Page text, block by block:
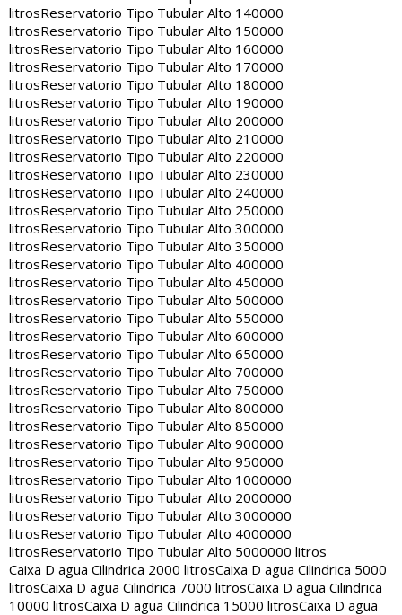
litrosReservatorio Tipo Tubular Alto 140000
litrosReservatorio Tipo Tubular Alto 150000
litrosReservatorio Tipo Tubular Alto 160000
litrosReservatorio Tipo Tubular Alto 170000
litrosReservatorio Tipo Tubular Alto 180000
litrosReservatorio Tipo Tubular Alto 190000
litrosReservatorio Tipo Tubular Alto 200000
litrosReservatorio Tipo Tubular Alto 210000
litrosReservatorio Tipo Tubular Alto 220000
litrosReservatorio Tipo Tubular Alto 230000
litrosReservatorio Tipo Tubular Alto 240000
litrosReservatorio Tipo Tubular Alto 250000
litrosReservatorio Tipo Tubular Alto 300000
litrosReservatorio Tipo Tubular Alto 350000
litrosReservatorio Tipo Tubular Alto 400000
litrosReservatorio Tipo Tubular Alto 450000
litrosReservatorio Tipo Tubular Alto 500000
litrosReservatorio Tipo Tubular Alto 550000
litrosReservatorio Tipo Tubular Alto 600000
litrosReservatorio Tipo Tubular Alto 650000
litrosReservatorio Tipo Tubular Alto 700000
litrosReservatorio Tipo Tubular Alto 750000
litrosReservatorio Tipo Tubular Alto 800000
litrosReservatorio Tipo Tubular Alto 850000
litrosReservatorio Tipo Tubular Alto 900000
litrosReservatorio Tipo Tubular Alto 950000
litrosReservatorio Tipo Tubular Alto 1000000
litrosReservatorio Tipo Tubular Alto 2000000
litrosReservatorio Tipo Tubular Alto 3000000
litrosReservatorio Tipo Tubular Alto 4000000
litrosReservatorio Tipo Tubular Alto 5000000 litros
Caixa D agua Cilindrica 2000 litrosCaixa D agua Cilindrica 5000
litrosCaixa D agua Cilindrica 7000 litrosCaixa D agua Cilindrica
10000 litrosCaixa D agua Cilindrica 15000 litrosCaixa D agua